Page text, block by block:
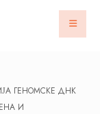
ГЕНОМСКЕ ДНК
И